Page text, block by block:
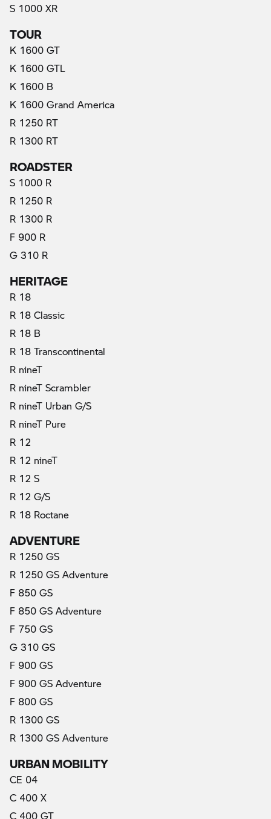
S 1000 XR
TOUR
K 1600 GT
K 1600 GTL
K 1600 B
K 1600 Grand America
R 1250 RT
R 1300 RT
ROADSTER
S 1000 R
R 1250 R
R 1300 R
F 900 R
G 310 R
HERITAGE
R 18
R 18 Classic
R 18 B
R 18 Transcontinental
R nineT
R nineT Scrambler
R nineT Urban G/S
R nineT Pure
R 12
R 12 nineT
R 12 S
R 12 G/S
R 18 Roctane
ADVENTURE
R 1250 GS
R 1250 GS Adventure
F 850 GS
F 850 GS Adventure
F 750 GS
G 310 GS
F 900 GS
F 900 GS Adventure
F 800 GS
R 1300 GS
R 1300 GS Adventure
URBAN MOBILITY
CE 04
C 400 X
C 400 GT